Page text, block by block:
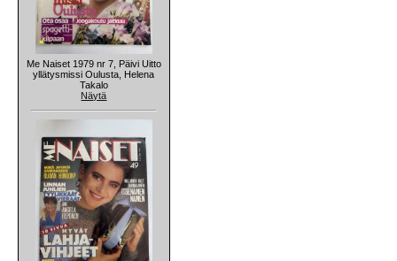
Me Naiset 1979 nr 7, Päivi Uitto
yllätysmissi Oulusta, Helena
Takalo
Näytä